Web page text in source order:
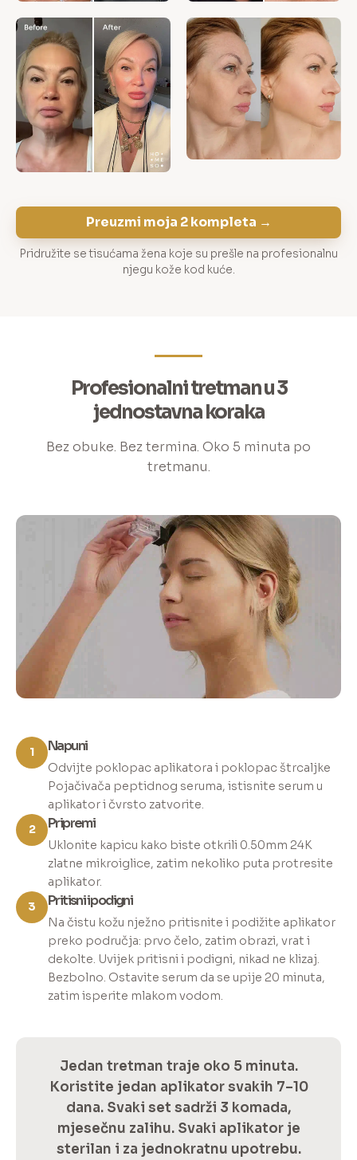
Preuzmi moja 2 kompleta →
Pridružite se tisućama žena koje su prešle na profesionalnu
njegu kože kod kuće.
Profesionalni tretman u 3
jednostavna koraka
Bez obuke. Bez termina. Oko 5 minuta po
tretmanu.
1 Napuni
Odvijte poklopac aplikatora i poklopac štrcaljke
Pojačivača peptidnog seruma, istisnite serum u
aplikator i čvrsto zatvorite.
2
Pripremi
Uklonite kapicu kako biste otkrili 0.50mm 24K
zlatne mikroiglice, zatim nekoliko puta protresite
aplikator.
3
Pritisni i podigni
Na čistu kožu nježno pritisnite i podižite aplikator
preko područja: prvo čelo, zatim obrazi, vrat i
dekolte. Uvijek pritisni i podigni, nikad ne klizaj.
Bezbolno. Ostavite serum da se upije 20 minuta,
zatim isperite mlakom vodom.
Jedan tretman traje oko 5 minuta.
Koristite jedan aplikator svakih 7–10
dana. Svaki set sadrži 3 komada,
mjesečnu zalihu. Svaki aplikator je
sterilan i za jednokratnu upotrebu.